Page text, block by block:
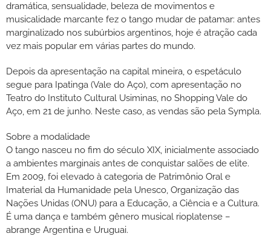
dramática, sensualidade, beleza de movimentos e
musicalidade marcante fez o tango mudar de patamar: antes
marginalizado nos subúrbios argentinos, hoje é atração cada
vez mais popular em várias partes do mundo.
Depois da apresentação na capital mineira, o espetáculo
segue para Ipatinga (Vale do Aço), com apresentação no
Teatro do Instituto Cultural Usiminas, no Shopping Vale do
Aço, em 21 de junho. Neste caso, as vendas são pela Sympla.
Sobre a modalidade
O tango nasceu no fim do século XIX, inicialmente associado
a ambientes marginais antes de conquistar salões de elite.
Em 2009, foi elevado à categoria de Patrimônio Oral e
Imaterial da Humanidade pela Unesco, Organização das
Nações Unidas (ONU) para a Educação, a Ciência e a Cultura.
É uma dança e também gênero musical rioplatense –
abrange Argentina e Uruguai.